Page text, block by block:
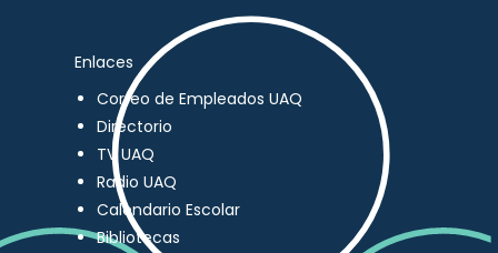
Enlaces
Correo de Empleados UAQ
Directorio
TV UAQ
Radio UAQ
Calendario Escolar
Bibliotecas